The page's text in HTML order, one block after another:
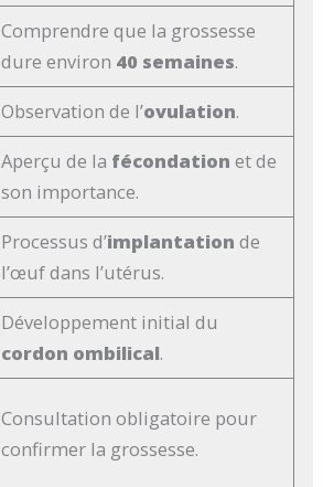
Comprendre que la grossesse
dure environ 40 semaines.
Observation de l’ovulation.
Aperçu de la fécondation et de
son importance.
Processus d’implantation de
l’œuf dans l’utérus.
Développement initial du
cordon ombilical.
Consultation obligatoire pour
confirmer la grossesse.